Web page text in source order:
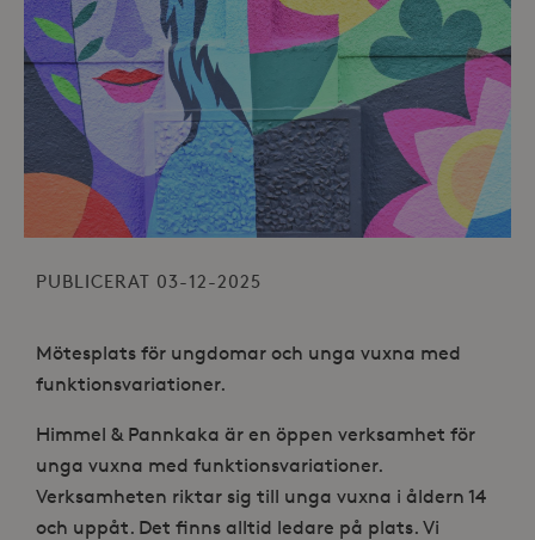
PUBLICERAT 03-12-2025
Mötesplats för ungdomar och unga vuxna med
funktionsvariationer.
Himmel & Pannkaka är en öppen verksamhet för
unga vuxna med funktionsvariationer.
Verksamheten riktar sig till unga vuxna i åldern 14
och uppåt. Det finns alltid ledare på plats. Vi